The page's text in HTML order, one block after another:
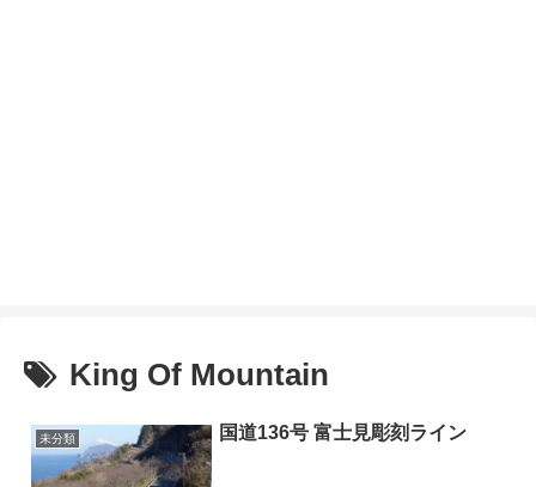
King Of Mountain
未分類 国道136号 富士見彫刻ライン